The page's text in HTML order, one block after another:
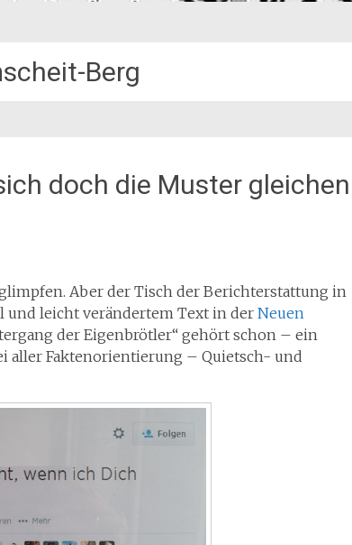
Berg
doch die Muster gleichen
Aber der Tisch der Berichterstattung in
leicht verändertem Text in der Neuen
der Eigenbrötler“ gehört schon – ein
aller Faktenorientierung – Quietsch- und